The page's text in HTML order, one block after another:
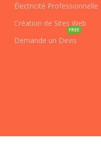
Électricité Professionnelle
Création de Sites Web
Demande un Devis
FREE